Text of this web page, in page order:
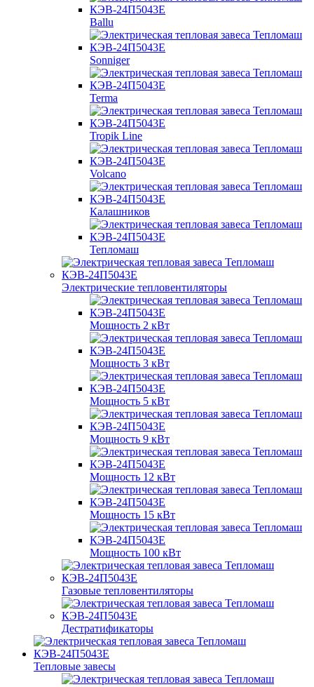
Ballu
Sonniger
Terma
Tropik Line
Volcano
Калашников
Тепломаш
Электрические тепловентиляторы
Мощность 2 кВт
Мощность 3 кВт
Мощность 5 кВт
Мощность 9 кВт
Мощность 12 кВт
Мощность 15 кВт
Мощность 100 кВт
Газовые тепловентиляторы
Дестратификаторы
Тепловые завесы